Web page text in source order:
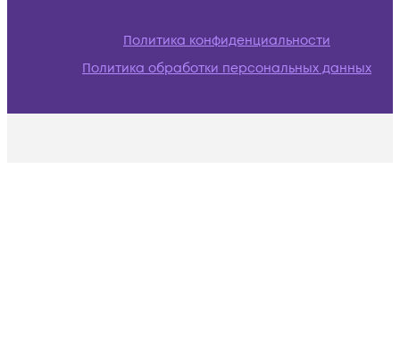
Политика конфиденциальности
Политика обработки персональных данных